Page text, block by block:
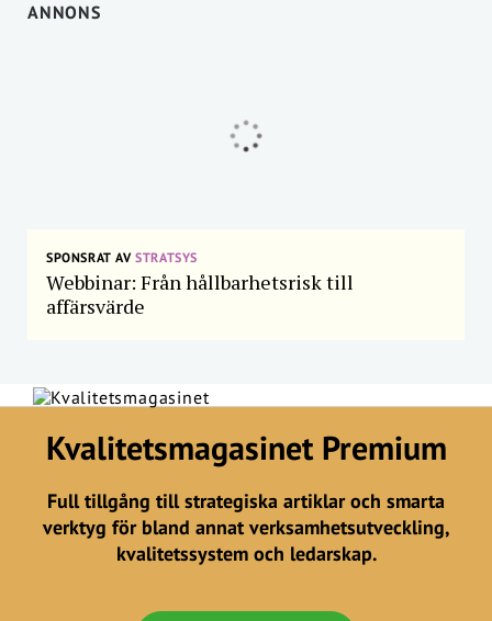
ANNONS
SPONSRAT AVSTRATSYS
Webbinar: Från hållbarhetsrisk till
affärsvärde
Kvalitetsmagasinet Premium
Full tillgång till strategiska artiklar och smarta
verktyg för bland annat verksamhetsutveckling,
kvalitetssystem och ledarskap.